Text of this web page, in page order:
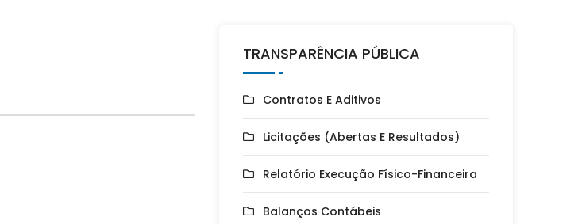
TRANSPARÊNCIA PÚBLICA
Contratos E Aditivos
Licitações (Abertas E Resultados)
Relatório Execução Físico-Financeira
Balanços Contábeis